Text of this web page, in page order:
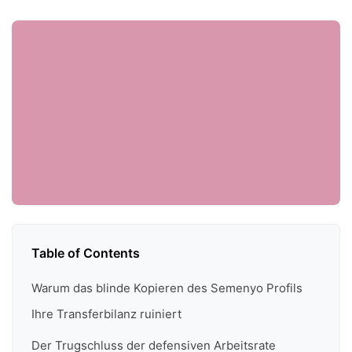
Table of Contents
Warum das blinde Kopieren des Semenyo Profils
Ihre Transferbilanz ruiniert
Der Trugschluss der defensiven Arbeitsrate